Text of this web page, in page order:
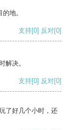
地。
支持[0] 反对[0]
解决。
支持[0] 反对[0]
了好几个小时，还